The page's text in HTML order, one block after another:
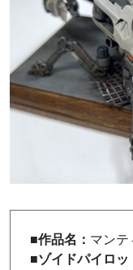
■作品名： マンテ
■ゾイドパイロッ